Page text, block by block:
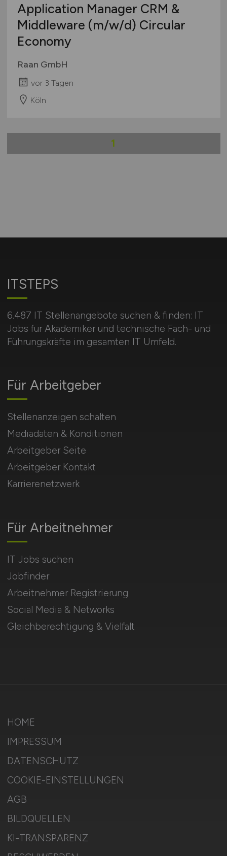
Application Manager CRM &
Middleware (m/w/d) Circular
Economy
Raan GmbH
vor 3 Tagen
Köln
1
ITSTEPS
6.487 IT Stellenangebote suchen & finden: IT
Jobs für Akademiker und technische Fach- und
Führungskräfte im gesamten IT Umfeld.
Für Arbeitnehmer
IT Jobs suchen
Jobfinder
Arbeitnehmer Registrierung
Social Media & Networks
Gleichberechtigung & Vielfalt
Für Arbeitgeber
Stellenanzeigen schalten
Mediadaten & Konditionen
Arbeitgeber Seite
Arbeitgeber Kontakt
Karrierenetzwerk
HOME
IMPRESSUM
DATENSCHUTZ
COOKIE-EINSTELLUNGEN
AGB
BILDQUELLEN
KI-TRANSPARENZ